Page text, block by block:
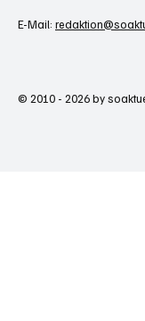
E-Mail:
© 2010 - 2026 by